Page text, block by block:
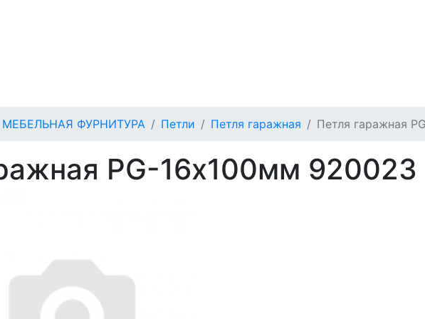
МЕБЕЛЬНАЯ ФУРНИТУРА Петли Петля гаражная Петля гаражная
PG-16х100мм 920023